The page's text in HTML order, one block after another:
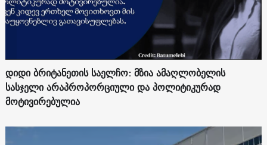
დიდი ბრიტანეთის საელჩო: მზია ამაღლობელის
სასჯელი არაპროპორციული და პოლიტიკურად
მოტივირებულია